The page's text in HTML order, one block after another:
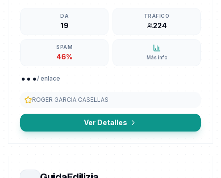
DA
19
TRÁFICO
224
SPAM
46% Más info
.../ enlace
ROGER GARCIA CASELLAS
Ver Detalles